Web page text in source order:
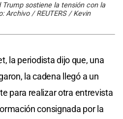
sostiene la tensión con la
Archivo / REUTERS / Kevin
la periodista dijo que, una
la cadena llegó a un
para realizar otra entrevista
consignada por la